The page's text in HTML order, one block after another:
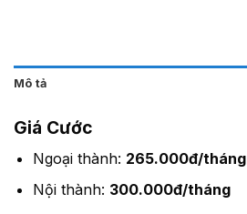
Mô tả
Giá Cước
Ngoại thành: 265.000đ/tháng
Nội thành: 300.000đ/tháng